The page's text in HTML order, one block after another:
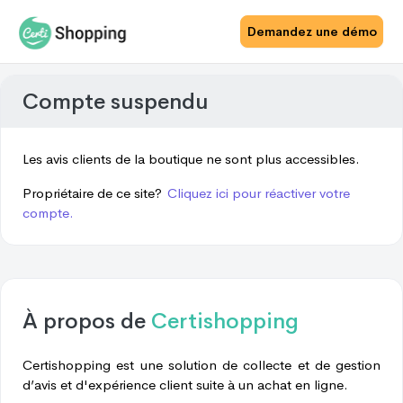
Demandez une démo
Compte suspendu
Les avis clients de la boutique ne sont plus accessibles.
Propriétaire de ce site? Cliquez ici pour réactiver votre
compte.
À propos de Certishopping
Certishopping est une solution de collecte et de gestion
d’avis et d'expérience client suite à un achat en ligne.